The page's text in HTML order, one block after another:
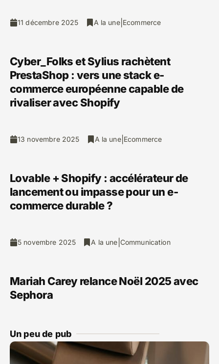
11 décembre 2025 A la une| Ecommerce
Cyber_Folks et Sylius rachètent
PrestaShop : vers une stack e-
commerce européenne capable de
rivaliser avec Shopify
13 novembre 2025 A la une| Ecommerce
Lovable + Shopify : accélérateur de
lancement ou impasse pour un e-
commerce durable ?
5 novembre 2025 A la une Communication
Mariah Carey relance Noël 2025 avec
Sephora
Un peu de pub